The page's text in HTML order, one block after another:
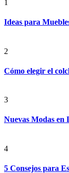
1
Ideas para
2
Cómo elegir el
3
Nuevas Modas en
4
5 Consejos para